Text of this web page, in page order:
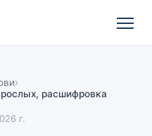
›
расшифровка
г.